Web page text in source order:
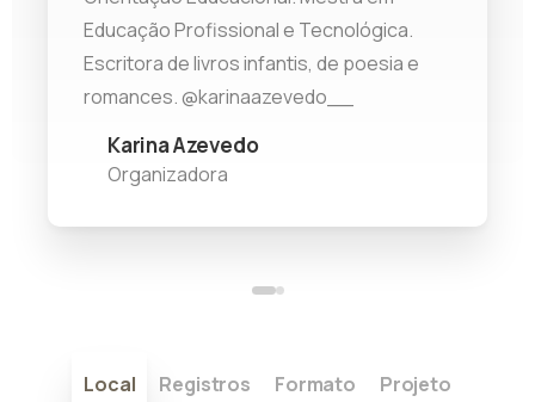
Organizadora
Educação Profissional e Tecnológica.
Escritora de livros infantis, de poesia e
romances. @karinaazevedo__
Karina Azevedo
Organizadora
Local Registros Formato Projeto